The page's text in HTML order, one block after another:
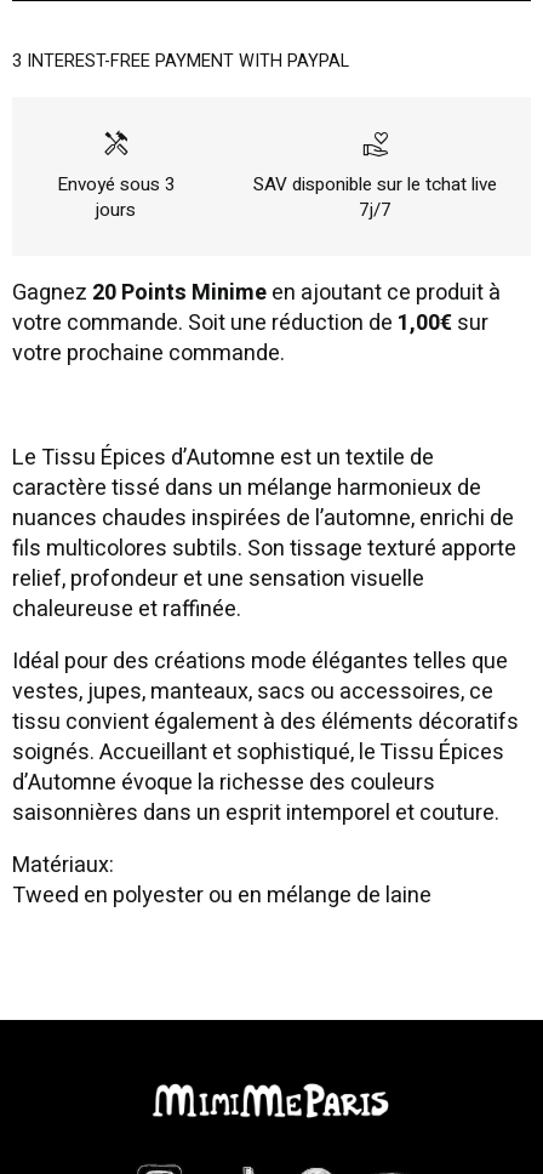
3 INTEREST-FREE PAYMENT WITH PAYPAL
handyman
Envoyé sous 3
jours
volunteer_activism
SAV disponible sur le tchat live
7j/7
Gagnez 20 Points Minimeen ajoutant ce produit à
votre commande. Soit une réduction de 1,00€sur
votre prochaine commande.
Le Tissu Épices d’Automne est un textile de
caractère tissé dans un mélange harmonieux de
nuances chaudes inspirées de l’automne, enrichi de
fils multicolores subtils. Son tissage texturé apporte
relief, profondeur et une sensation visuelle
chaleureuse et raffinée.
Idéal pour des créations mode élégantes telles que
vestes, jupes, manteaux, sacs ou accessoires, ce
tissu convient également à des éléments décoratifs
soignés. Accueillant et sophistiqué, le Tissu Épices
d’Automne évoque la richesse des couleurs
saisonnières dans un esprit intemporel et couture.
Matériaux:
Tweed en polyester ou en mélange de laine